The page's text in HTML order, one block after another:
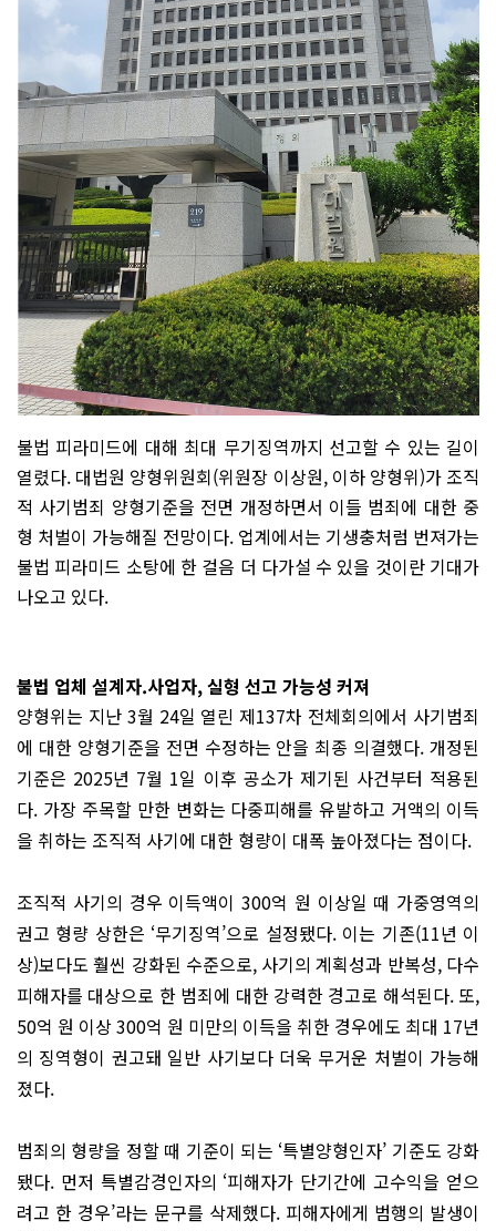
불법 피라미드에 대해 최대 무기징역까지 선고할 수 있는 길이
열렸다. 대법원 양형위원회(위원장 이상원, 이하 양형위)가 조직
적 사기범죄 양형기준을 전면 개정하면서 이들 범죄에 대한 중
형 처벌이 가능해질 전망이다. 업계에서는 기생충처럼 번져가는
불법 피라미드 소탕에 한 걸음 더 다가설 수 있을 것이란 기대가
나오고 있다.
불법 업체 설계자.사업자, 실형 선고 가능성 커져
양형위는 지난 3월 24일 열린 제137차 전체회의에서 사기범죄
에 대한 양형기준을 전면 수정하는 안을 최종 의결했다. 개정된
기준은 2025년 7월 1일 이후 공소가 제기된 사건부터 적용된
다. 가장 주목할 만한 변화는 다중피해를 유발하고 거액의 이득
을 취하는 조직적 사기에 대한 형량이 대폭 높아졌다는 점이다.
조직적 사기의 경우 이득액이 300억 원 이상일 때 가중영역의
권고 형량 상한은 ‘무기징역’으로 설정됐다. 이는 기존(11년 이
상)보다도 훨씬 강화된 수준으로, 사기의 계획성과 반복성, 다수
피해자를 대상으로 한 범죄에 대한 강력한 경고로 해석된다. 또,
50억 원 이상 300억 원 미만의 이득을 취한 경우에도 최대 17년
의 징역형이 권고돼 일반 사기보다 더욱 무거운 처벌이 가능해
졌다.
범죄의 형량을 정할 때 기준이 되는 ‘특별양형인자’ 기준도 강화
됐다. 먼저 특별감경인자의 ‘피해자가 단기간에 고수익을 얻으
려고 한 경우’라는 문구를 삭제했다. 피해자에게 범행의 발생이